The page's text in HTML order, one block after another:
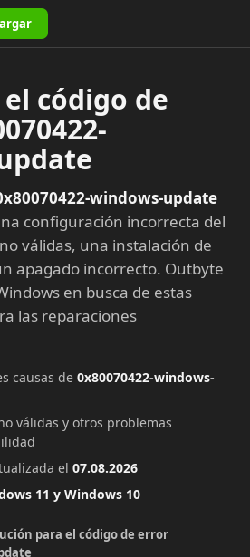
código de
windows-update
configuración incorrecta del
válidas, una instalación de
apagado incorrecto. Outbyte
en busca de estas
las reparaciones
causas de 0x80070422-windows-
válidas y otros problemas
el 07.08.2026
11 y Windows 10
para el código de error